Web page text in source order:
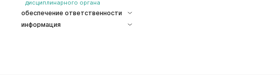
дисциплинарного органа
обеспечение ответственности
информация